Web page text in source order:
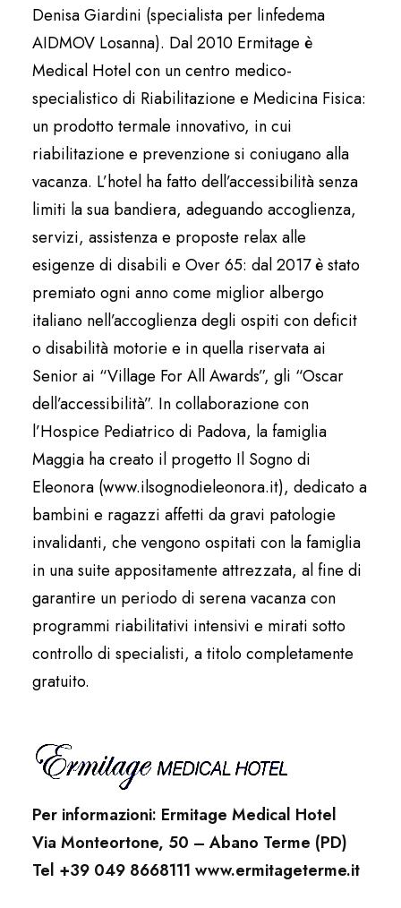
Denisa Giardini (specialista per linfedema
AIDMOV Losanna). Dal 2010 Ermitage è
Medical Hotel con un centro medico-
specialistico di Riabilitazione e Medicina Fisica:
un prodotto termale innovativo, in cui
riabilitazione e prevenzione si coniugano alla
vacanza. L’hotel ha fatto dell’accessibilità senza
limiti la sua bandiera, adeguando accoglienza,
servizi, assistenza e proposte relax alle
esigenze di disabili e Over 65: dal 2017 è stato
premiato ogni anno come miglior albergo
italiano nell’accoglienza degli ospiti con deficit
o disabilità motorie e in quella riservata ai
Senior ai “Village For All Awards”, gli “Oscar
dell’accessibilità”. In collaborazione con
l’Hospice Pediatrico di Padova, la famiglia
Maggia ha creato il progetto Il Sogno di
Eleonora (www.ilsognodieleonora.it), dedicato a
bambini e ragazzi affetti da gravi patologie
invalidanti, che vengono ospitati con la famiglia
in una suite appositamente attrezzata, al fine di
garantire un periodo di serena vacanza con
programmi riabilitativi intensivi e mirati sotto
controllo di specialisti, a titolo completamente
gratuito.
Per informazioni: Ermitage Medical Hotel
Via Monteortone, 50 – Abano Terme (PD)
Tel +39 049 8668111 www.ermitageterme.it